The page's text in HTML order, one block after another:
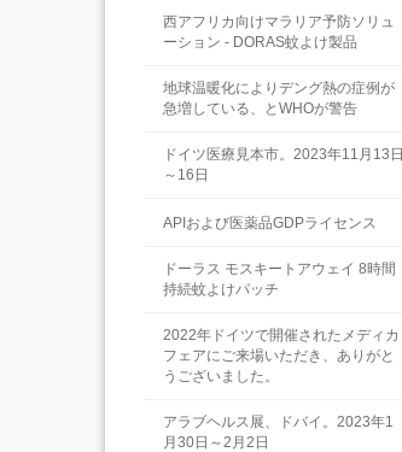
西アフリカ向けマラリア予防ソリュ
ーション - DORAS蚊よけ製品
地球温暖化によりデング熱の症例が
急増している、とWHOが警告
ドイツ医療見本市。2023年11月13日
～16日
APIおよび医薬品GDPライセンス
ドーラス モスキートアウェイ 8時間
持続蚊よけパッチ
2022年ドイツで開催されたメディカ
フェアにご来場いただき、ありがと
うございました。
アラブヘルス展、ドバイ。2023年1
月30日～2月2日